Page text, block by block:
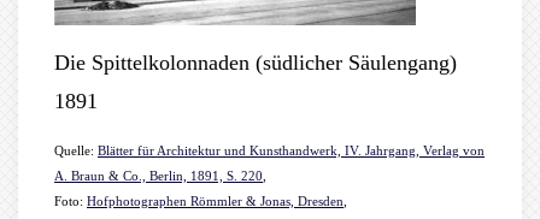
Die Spittelkolonnaden (südlicher Säulengang)
1891
Quelle: Blätter für Architektur und Kunsthandwerk, IV. Jahrgang, Verlag von
A. Braun & Co., Berlin, 1891, S. 220
Foto: Hofphotographen Römmler & Jonas, Dresden